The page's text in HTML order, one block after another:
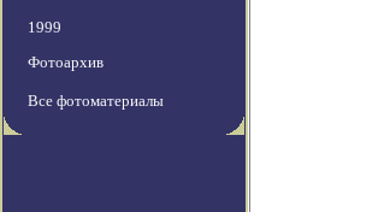
1999
Фотоархив
Все фотоматериалы